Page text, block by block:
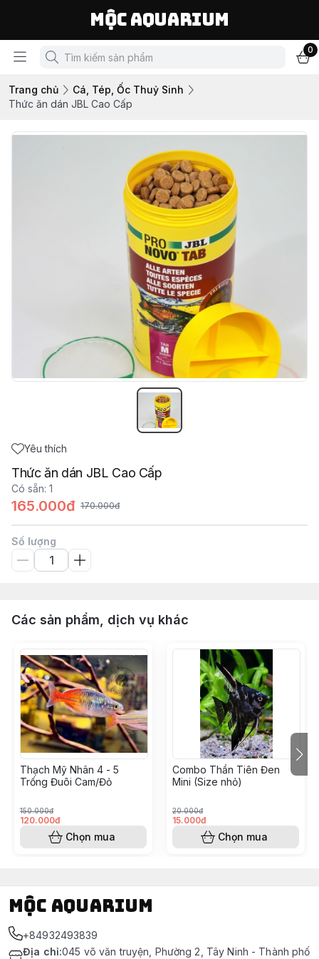
Mộc Aquarium
0
Trang chủ
Cá, Tép, Ốc Thuỷ Sinh
Thức ăn dán JBL Cao Cấp
Yêu thích
Thức ăn dán JBL Cao Cấp
Có sẵn: 1
165.000đ 170.000đ
Số lượng
Các sản phẩm, dịch vụ khác
Thạch Mỹ Nhân 4 - 5
Trống Đuôi Cam/Đỏ
150.000đ
120.000đ
Chọn mua
Combo Thần Tiên Đen
Mini (Size nhỏ)
20.000đ
15.000đ
Chọn mua
Mộc Aquarium
+84932493839
Địa chỉ:045 võ văn truyện, Phường 2, Tây Ninh - Thành phố